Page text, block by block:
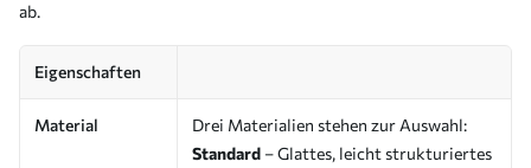
ab.
Eigenschaften
Material
Drei Materialien stehen zur Auswahl:
Standard – Glattes, leicht strukturiertes